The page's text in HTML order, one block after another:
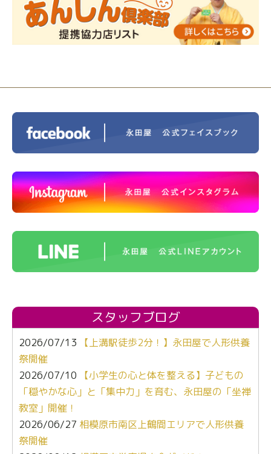
ス®上鶴間 エンディングノートを書いてみよう！
2023/11/29 永田屋創業110周年記念式典 レンブラ
ントホテル東京町田
スタッフブログ
2026/07/13
【上溝駅徒歩2分！】永田屋で人形供養
祭開催
2026/07/10
【小学生の心と体を整える】子どもの
「穏やかな心」と「集中力」を育む、永田屋の「坐禅
教室」開催！
2026/06/27 相模原市南区上鶴間エリアで人形供養
祭開催